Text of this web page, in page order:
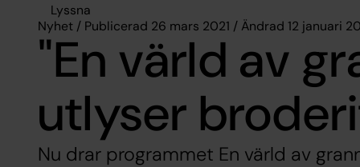
Lyssna
Nyhet / Publicerad 26 mars 2021 / Ändrad 12 januari
"En värld av
utlyser
Nu drar programmet En värld av